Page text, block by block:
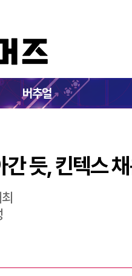
버추얼
로 돌아간 듯, 킨텍스 채운 '스
듯, 킨텍스